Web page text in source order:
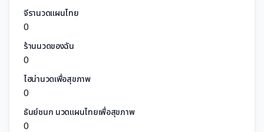
จีรานวดแผนไทย
0
ร้านนวดของฉัน
0
ไฮน่านวดเพื่อสุขภาพ
0
ธันย์ชนก นวดแผนไทยเพื่อสุขภาพ
0